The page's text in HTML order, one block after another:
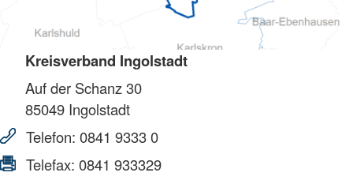
Kreisverband Ingolstadt
Auf der Schanz 30
85049 Ingolstadt
Telefon: 0841 9333 0
Telefax: 0841 933329